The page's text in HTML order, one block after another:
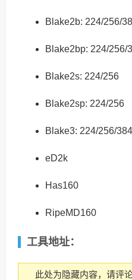
Blake2b: 224/256/
Blake2bp: 224/256/
Blake2s: 224/256
Blake2sp: 224/256
Blake3: 224/256/
eD2k
Has160
RipeMD160
工具地址：
此处为隐藏内容，请评